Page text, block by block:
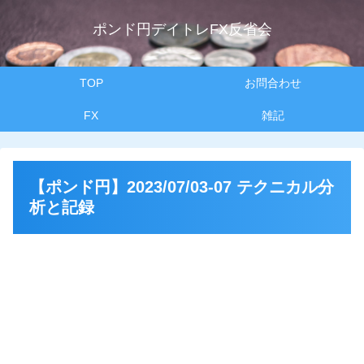
ポンド円デイトレFX反省会
TOP お問合わせ
FX 雑記
【ポンド円】2023/07/03-07 テクニカル分
析と記録